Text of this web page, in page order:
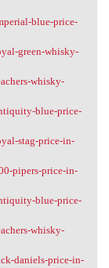
blue-price-
green-whisky-
whisky-
blue-price-
stag-price-in-
pipers-price-in-
blue-price-
whisky-
daniels-price-in-